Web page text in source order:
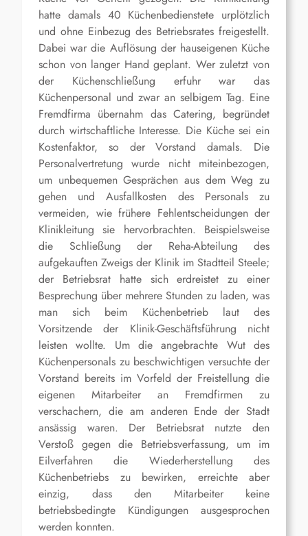
hatte damals 40 Küchenbedienstete urplötzlich
und ohne Einbezug des Betriebsrates freigestellt.
Dabei war die Auflösung der hauseigenen Küche
schon von langer Hand geplant. Wer zuletzt von
der Küchenschließung erfuhr war das
Küchenpersonal und zwar an selbigem Tag. Eine
Fremdfirma übernahm das Catering, begründet
durch wirtschaftliche Interesse. Die Küche sei ein
Kostenfaktor, so der Vorstand damals. Die
Personalvertretung wurde nicht miteinbezogen,
um unbequemen Gesprächen aus dem Weg zu
gehen und Ausfallkosten des Personals zu
vermeiden, wie frühere Fehlentscheidungen der
Klinikleitung sie hervorbrachten. Beispielsweise
die Schließung der Reha-Abteilung des
aufgekauften Zweigs der Klinik im Stadtteil Steele;
der Betriebsrat hatte sich erdreistet zu einer
Besprechung über mehrere Stunden zu laden, was
man sich beim Küchenbetrieb laut des
Vorsitzende der Klinik-Geschäftsführung nicht
leisten wollte. Um die angebrachte Wut des
Küchenpersonals zu beschwichtigen versuchte der
Vorstand bereits im Vorfeld der Freistellung die
eigenen Mitarbeiter an Fremdfirmen zu
verschachern, die am anderen Ende der Stadt
ansässig waren. Der Betriebsrat nutzte den
Verstoß gegen die Betriebsverfassung, um im
Eilverfahren die Wiederherstellung des
Küchenbetriebs zu bewirken, erreichte aber
einzig, dass den Mitarbeiter keine
betriebsbedingte Kündigungen ausgesprochen
werden konnten.